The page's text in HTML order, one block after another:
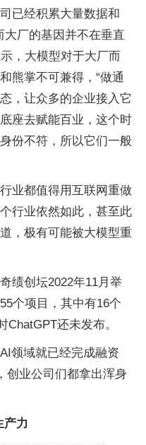
已经积累大量数据和
大厂的基因并不在垂直
，大模型对于大厂而
熊掌不可兼得，“做通
，让众多的企业接入它
座去赋能百业，这个时
份不符，所以它们一般
业都值得用互联网重做
行业依然如此，甚至此
，极有可能被大模型重
绩创坛2022年11月举
个项目，其中有16个
ChatGPT还未发布。
领域就已经完成融资
创业公司们都拿出浑身
产力